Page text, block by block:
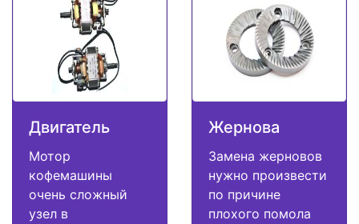
Двигатель
Мотор
кофемашины
очень сложный
узел в
Жернова
Замена жерновов
нужно произвести
по причине
плохого помола